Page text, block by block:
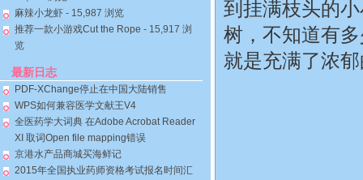
麻辣小龙虾 - 15,987 浏览
推荐一款小游戏Cut the Rope - 15,917 浏
览
最新日志
PDF-XChange停止在中国大陆销售
WPS如何兼容医学文献王V4
全医药学大词典 在Adobe Acrobat Reader
XI 取词Open file mapping错误
京港水产品商城买海鲜记
2015年全国执业药师资格考试报名时间汇
到挂满枝头的
树，不知道有
就是充满了浓